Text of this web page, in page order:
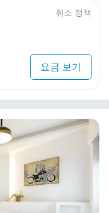
취소 정책
요금 보기